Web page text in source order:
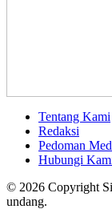
Tentang Kami
Redaksi
Pedoman
Hubungi
© 2026 Copyright
undang.